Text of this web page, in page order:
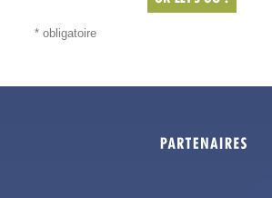
* obligatoire